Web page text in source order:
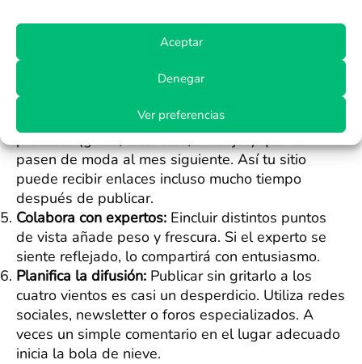
Aceptar
Denegar
Ver preferencias
colaboraciones, por ejemplo incluir la opinión de
alguien respetado, también pueden multiplicar tu
alcance, pues ellos y su entorno tanto comentan
como enlazan.
Crea contenido «evergreen»:Elabora recursos
prácticos (guías, tutoriales, consejos) que no
pasen de moda al mes siguiente. Así tu sitio
puede recibir enlaces incluso mucho tiempo
después de publicar.
Colabora con expertos: Eincluir distintos puntos
de vista añade peso y frescura. Si el experto se
siente reflejado, lo compartirá con entusiasmo.
Planifica la difusión: Publicar sin gritarlo a los
cuatro vientos es casi un desperdicio. Utiliza redes
sociales, newsletter o foros especializados. A
veces un simple comentario en el lugar adecuado
inicia la bola de nieve.